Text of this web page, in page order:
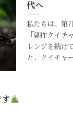
代へ
私たちは、第
「創作クイチ
レンジを続け
と、クイチャ
す